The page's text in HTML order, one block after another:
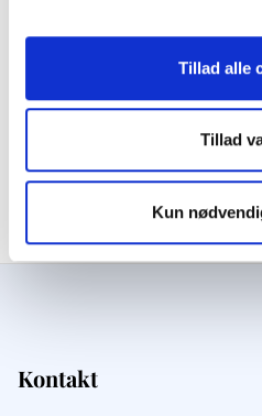
Tillad alle
Tillad
Kun
Kontakt